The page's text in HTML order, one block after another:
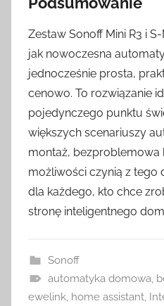
Zestaw Sonoff Mini R3 i
jak nowoczesna
jednocześnie prosta,
cenowo. To rozwiązanie
pojedynczego punktu
większych scenariuszy
montaż, bezproblemowa
możliwości czynią z tego
dla każdego, kto chce
stronę inteligentnego
Sonoff
automatyka domowa,
ewelink, home assistant,